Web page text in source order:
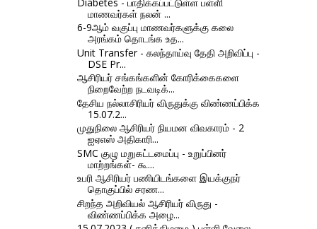
மாணவர்கள் நலன் ...
6-9ஆம் வகுப்பு மாணவர்களுக்கு கலை
அரங்கம் தொடங்க உத...
Unit Transfer - கலந்தாய்வு தேதி அறிவிப்பு -
DSE Pr...
ஆசிரியர் சங்கங்களின் கோரிக்கைகளை
நிறைவேற்ற நடவடிக்...
தேசிய நல்லாசிரியர் விருதுக்கு விண்ணப்பிக்க
15.07.2...
முதுநிலை ஆசிரியர் நியமன விவகாரம் - 2
ஐஏஎஸ் அதிகாரி...
SMC குழு மறுகட்டமைப்பு - உறுப்பினர்
மாற்றங்கள்- கூ...
உபரி ஆசிரியர் பணியிடங்களை இயக்குநர்
தொகுப்பில் சரண...
சிறந்த அறிவியல் ஆசிரியர் விருது -
விண்ணப்பிக்க அழை...